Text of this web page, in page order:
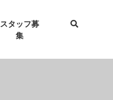
スタッフ募
集